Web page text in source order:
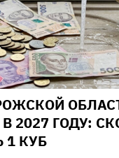
2027 ГОДУ:
1 КУБ